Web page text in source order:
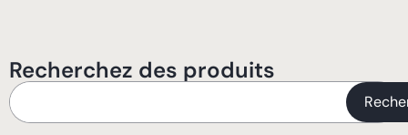
Recherchez des produits